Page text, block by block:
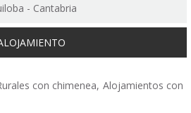
- Cantabria
con chimenea, Alojamientos con